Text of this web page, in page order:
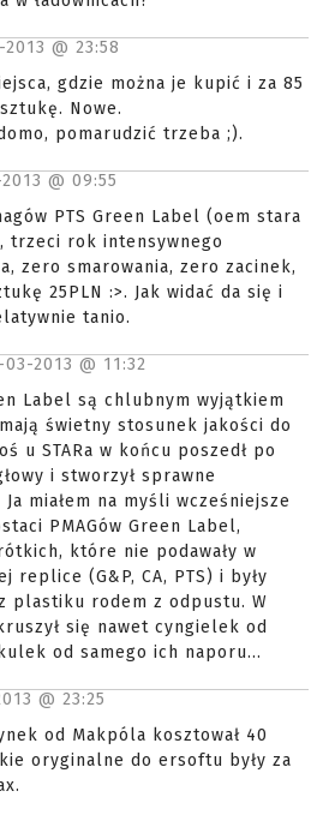
@ 23:58
gdzie można je kupić i za 85
Nowe.
pomarudzić trzeba ;).
@ 09:55
PTS Green Label (oem stara
trzeci rok intensywnego
zero smarowania, zero zacinek,
25PLN :>. Jak widać da się i
tanio.
03-2013 @ 11:32
Label są chlubnym wyjątkiem
świetny stosunek jakości do
u STARa w końcu poszedł po
i stworzył sprawne
Ja miałem na myśli wcześniejsze
PMAGów Green Label,
które nie podawały w
replice (G&P, CA, PTS) i były
plastiku rodem z odpustu. W
się nawet cyngielek od
od samego ich naporu...
@ 23:25
od Makpóla kosztował 40
oryginalne do ersoftu były za